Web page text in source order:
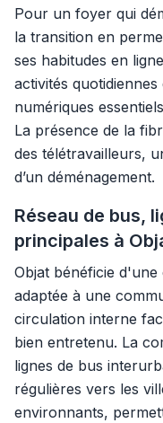
Pour un foyer qui
la transition en
ses habitudes en
activités
numériques
La présence de la
des télétravailleurs,
d’un déménagement.
Réseau de bus,
principales à
Objat bénéficie d'une
adaptée à une
circulation interne
bien entretenu. La
lignes de bus
régulières vers les
environnants,